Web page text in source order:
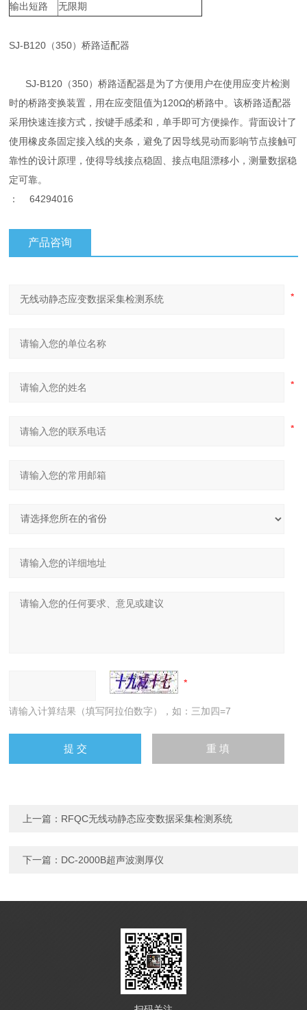
输出短路
无限期
SJ-B120（350）桥路适配器
SJ-B120（350）桥路适配器是为了方便用户在使用应变片检测
时的桥路变换装置，用在应变阻值为120Ω的桥路中。该桥路适配器
采用快速连接方式，按键手感柔和，单手即可方便操作。背面设计了
使用橡皮条固定接入线的夹条，避免了因导线晃动而影响节点接触可
靠性的设计原理，使得导线接点稳固、接点电阻漂移小，测量数据稳
定可靠。
： 64294016
产品咨询
请输入计算结果（填写阿拉伯数字），如：三加四=7
上一篇： RFQC无线动静态应变数据采集检测系统
下一篇： DC-2000B超声波测厚仪